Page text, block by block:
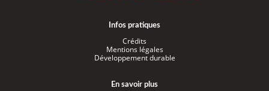
Infos pratiques
Crédits
Mentions légales
Développement durable
En savoir plus